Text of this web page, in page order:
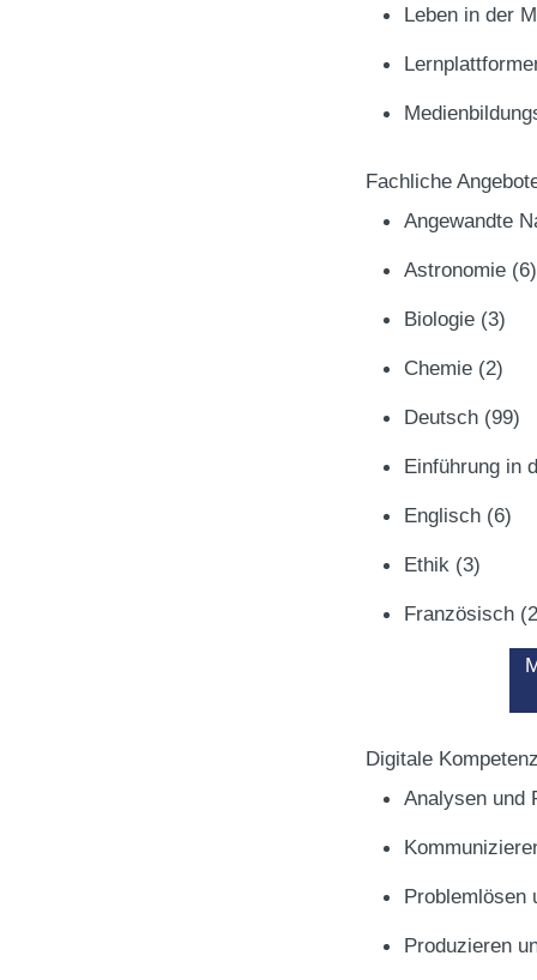
Leben in der
Fachliche
Angewandte
Astronomie (6)
Biologie (3)
Chemie (2)
Deutsch (99)
Einführung in
Englisch (6)
Ethik (3)
Französisch
Digitale
Analysen und
Problemlösen
Produzieren